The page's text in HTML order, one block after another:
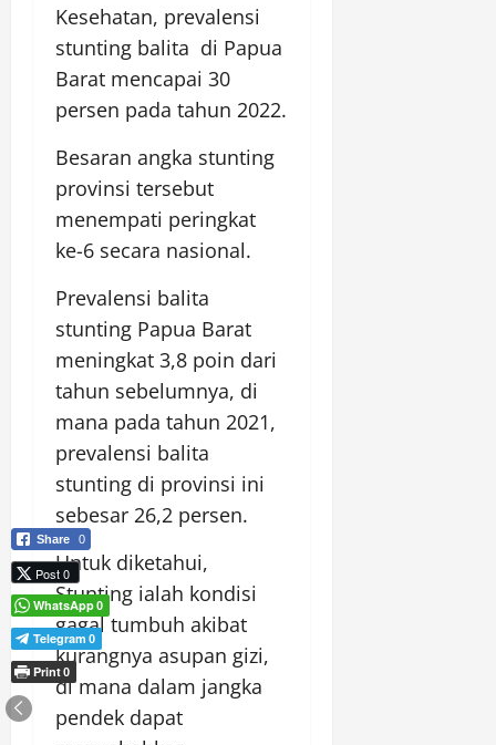
Kesehatan, prevalensi
stunting balita di Papua
Barat mencapai 30
persen pada tahun 2022.
Besaran angka stunting
provinsi tersebut
menempati peringkat
ke-6 secara nasional.
Prevalensi balita
stunting Papua Barat
meningkat 3,8 poin dari
tahun sebelumnya, di
mana pada tahun 2021,
prevalensi balita
stunting di provinsi ini
sebesar 26,2 persen.
Untuk diketahui,
Stunting ialah kondisi
gagal tumbuh akibat
kurangnya asupan gizi,
di mana dalam jangka
pendek dapat
Share 0
Post 0
WhatsApp0
Telegram 0
Print0